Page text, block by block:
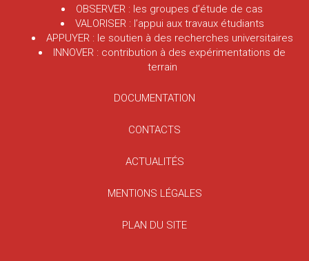
OBSERVER : les groupes d’étude de cas
VALORISER : l’appui aux travaux étudiants
APPUYER : le soutien à des recherches universitaires
INNOVER : contribution à des expérimentations de
terrain
DOCUMENTATION
CONTACTS
ACTUALITÉS
MENTIONS LÉGALES
PLAN DU SITE